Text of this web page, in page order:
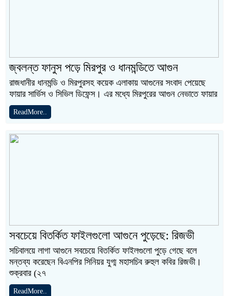
জ্বলন্ত ফানুস পড়ে মিরপুর ও ধানমন্ডিতে আগুন
রাজধানীর ধানমন্ডি ও মিরপুরসহ কয়েক এলাকায় আগুনের সংবাদ পেয়েছে
ফায়ার সার্ভিস ও সিভিল ডিফেন্স। এর মধ্যে মিরপুরের আগুন নেভাতে ফায়ার
ReadMore..
সবচেয়ে বিতর্কিত ফাইলগুলো আগুনে পুড়েছে: রিজভী
সচিবালয়ে লাগা আগুনে সবচেয়ে বিতর্কিত ফাইলগুলো পুড়ে গেছে বলে
মন্তব্য করেছেন বিএনপির সিনিয়র যুগ্ম মহাসচিব রুহুল কবির রিজভী।
শুক্রবার (২৭
ReadMore..